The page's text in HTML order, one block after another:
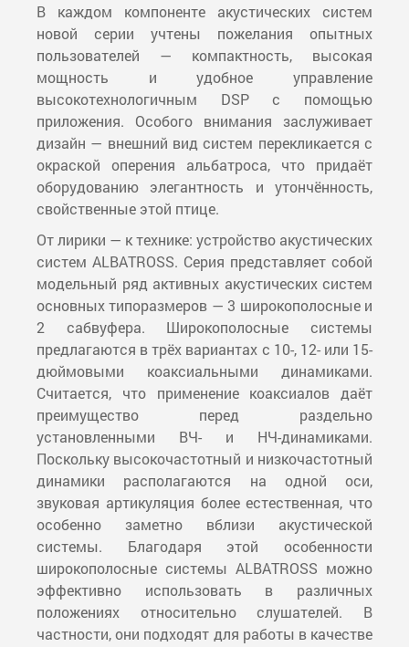
В каждом компоненте акустических систем
новой серии учтены пожелания опытных
пользователей — компактность, высокая
мощность и удобное управление
высокотехнологичным DSP с помощью
приложения. Особого внимания заслуживает
дизайн — внешний вид систем перекликается с
окраской оперения альбатроса, что придаёт
оборудованию элегантность и утончённость,
свойственные этой птице.
От лирики — к технике: устройство акустических
систем ALBATROSS. Серия представляет собой
модельный ряд активных акустических систем
основных типоразмеров — 3 широкополосные и
2 сабвуфера. Широкополосные системы
предлагаются в трёх вариантах с 10-, 12- или 15-
дюймовыми коаксиальными динамиками.
Считается, что применение коаксиалов даёт
преимущество перед раздельно
установленными ВЧ- и НЧ-динамиками.
Поскольку высокочастотный и низкочастотный
динамики располагаются на одной оси,
звуковая артикуляция более естественная, что
особенно заметно вблизи акустической
системы. Благодаря этой особенности
широкополосные системы ALBATROSS можно
эффективно использовать в различных
положениях относительно слушателей. В
частности, они подходят для работы в качестве